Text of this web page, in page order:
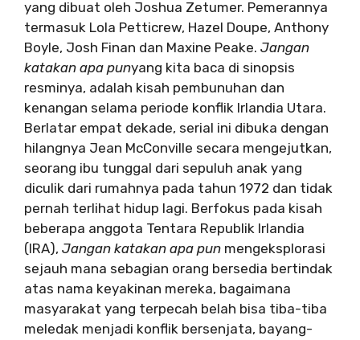
yang dibuat oleh Joshua Zetumer. Pemerannya
termasuk Lola Petticrew, Hazel Doupe, Anthony
Boyle, Josh Finan dan Maxine Peake. Jangan
katakan apa punyang kita baca di sinopsis
resminya, adalah kisah pembunuhan dan
kenangan selama periode konflik Irlandia Utara.
Berlatar empat dekade, serial ini dibuka dengan
hilangnya Jean McConville secara mengejutkan,
seorang ibu tunggal dari sepuluh anak yang
diculik dari rumahnya pada tahun 1972 dan tidak
pernah terlihat hidup lagi. Berfokus pada kisah
beberapa anggota Tentara Republik Irlandia
(IRA), Jangan katakan apa pun mengeksplorasi
sejauh mana sebagian orang bersedia bertindak
atas nama keyakinan mereka, bagaimana
masyarakat yang terpecah belah bisa tiba-tiba
meledak menjadi konflik bersenjata, bayang-